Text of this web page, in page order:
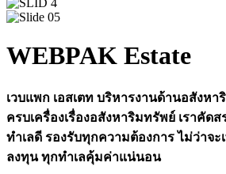
WEBPAK Estate
เวบแพก เอสเตท บริหารงานด้านอสังหา
ครบเครื่องเรื่องอสังหาริมทรัพย์ เราคัด
ทำเลดี รองรับทุกความต้องการ ไม่ว่าจะ
ลงทุน ทุกทำเลคุ้มค่าแน่นอน